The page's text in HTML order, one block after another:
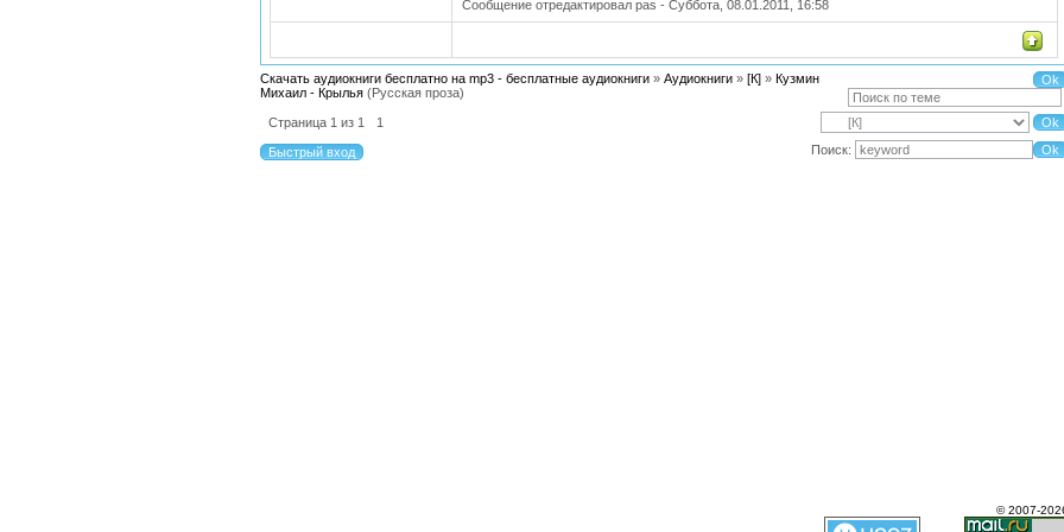
Сообщение отредактировал pas - Суббота, 08.01.2011, 16:58
Скачать аудиокниги бесплатно на mp3 - бесплатные аудиокниги » Аудиокниги » [К] » Кузмин
Михаил - Крылья (Русская проза)
Страница 1 из 1
1
Поиск:
© 2007-